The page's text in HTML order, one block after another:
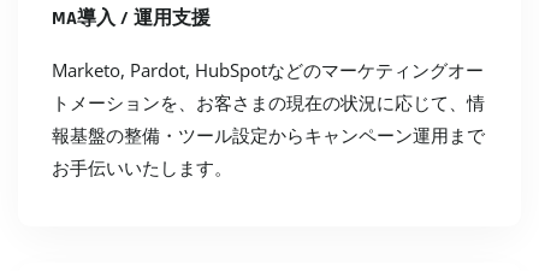
MA導入 / 運用支援
Marketo, Pardot, HubSpotなどのマーケティングオー
トメーションを、お客さまの現在の状況に応じて、情
報基盤の整備・ツール設定からキャンペーン運用まで
お手伝いいたします。